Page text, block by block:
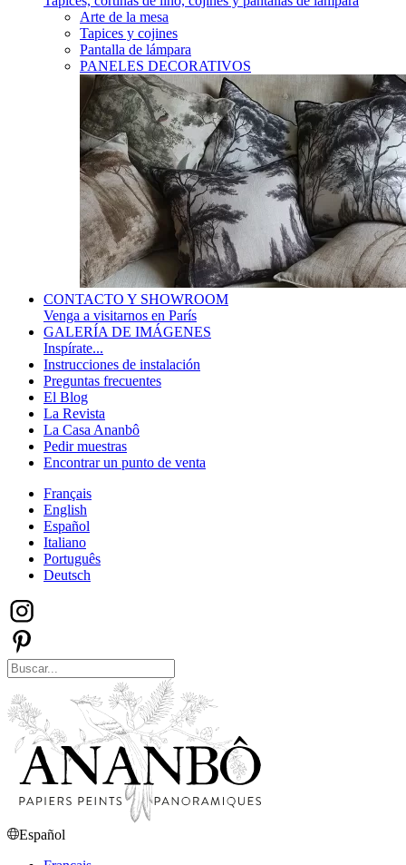
Arte de la mesa
Tapices y cojines
Pantalla de lámpara
PANELES DECORATIVOS
CONTACTO Y SHOWROOM
Venga a visitarnos en París
GALERÍA DE IMÁGENES
Inspírate...
Instrucciones de instalación
Preguntas frecuentes
El Blog
La Revista
La Casa Ananbô
Pedir muestras
Encontrar un punto de venta
Français
English
Español
Italiano
Português
Deutsch
Español